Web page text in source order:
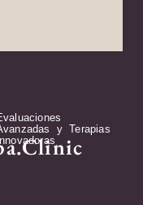
y Terapias
Innovadoras